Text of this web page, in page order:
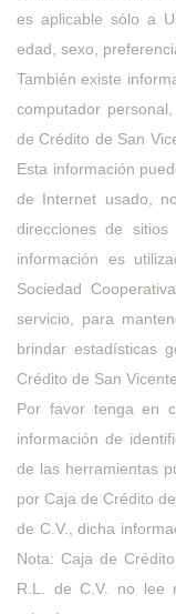
es aplicable sólo a
edad, sexo,
También existe
computador
de Crédito de San
Esta información
de Internet usado,
direcciones de
información es
Sociedad
servicio, para
brindar estadísticas
Crédito de San
Por favor tenga en
información de
de las herramientas
por Caja de Crédito
de C.V., dicha
Nota: Caja de
R.L. de C.V. no lee